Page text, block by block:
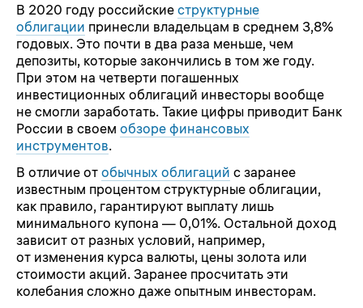
В 2020 году российские структурные
облигации принесли владельцам в среднем 3,8%
годовых. Это почти в два раза меньше, чем
депозиты, которые закончились в том же году.
При этом на четверти погашенных
инвестиционных облигаций инвесторы вообще
не смогли заработать. Такие цифры приводит Банк
России в своем обзоре финансовых
инструментов.
В отличие от обычных облигаций с заранее
известным процентом структурные облигации,
как правило, гарантируют выплату лишь
минимального купона — 0,01%. Остальной доход
зависит от разных условий, например,
от изменения курса валюты, цены золота или
стоимости акций. Заранее просчитать эти
колебания сложно даже опытным инвесторам.